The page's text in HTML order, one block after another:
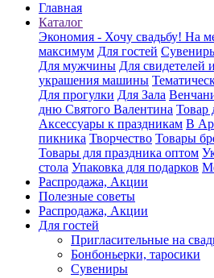
Главная
Каталог
Экономия - Хочу свадьбу! На
максимум Для гостей
Для мужчины Для свидетелей
украшения машины
Для прогулки Для Зала
дню Святого Валентина Товар
Аксессуары к праздникам В
пикника Творчество Товары
Товары для праздника оптом
стола Упаковка для подарков
Распродажа, Акции
Полезные советы
Распродажа, Акции
Для гостей
Пригласительные на
Бонбоньерки, таросики
Сувениры